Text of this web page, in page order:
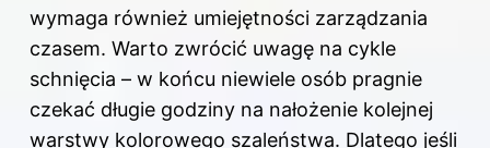
wymaga również umiejętności zarządzania
czasem. Warto zwrócić uwagę na cykle
schnięcia – w końcu niewiele osób pragnie
czekać długie godziny na nałożenie kolejnej
warstwy kolorowego szaleństwa. Dlatego jeśli